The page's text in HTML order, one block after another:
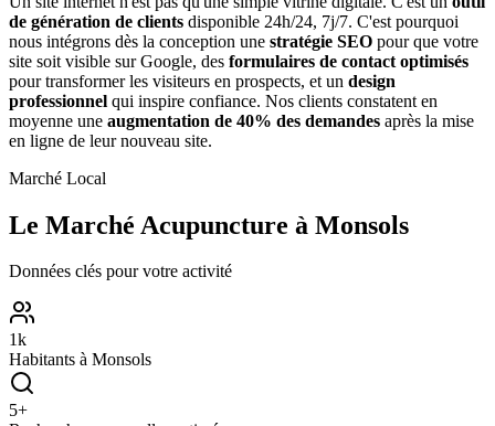
de génération de clients disponible 24h/24, 7j/7. C'est pourquoi
nous intégrons dès la conception une stratégie SEO pour que votre
site soit visible sur Google, des formulaires de contact optimisés
pour transformer les visiteurs en prospects, et un design
professionnel qui inspire confiance. Nos clients constatent en
moyenne une augmentation de 40% des demandes après la mise
en ligne de leur nouveau site.
Marché Local
Le Marché Acupuncture à Monsols
Données clés pour votre activité
1k
Habitants à Monsols
5+